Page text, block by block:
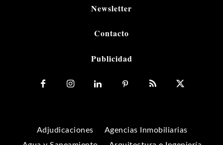
Newsletter
Contacto
Publicidad
Adjudicaciones
Agencias Inmobiliarias